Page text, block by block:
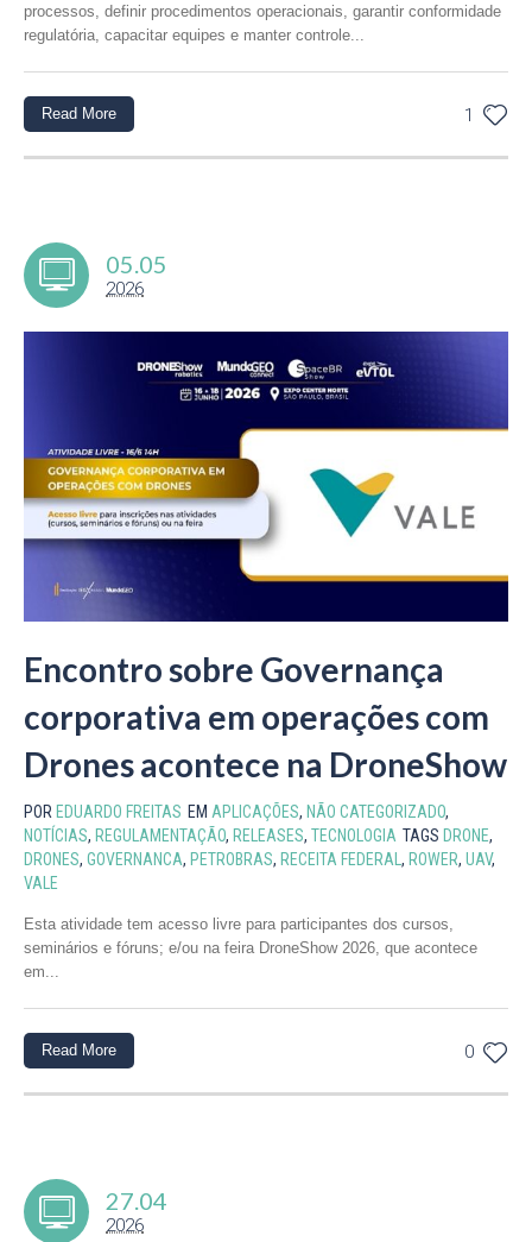
processos, definir procedimentos operacionais, garantir conformidade
regulatória, capacitar equipes e manter controle...
1
Read More
05.05
2026
Encontro sobre Governança
corporativa em operações com
Drones acontece na DroneShow
POR EDUARDO FREITAS EM APLICAÇÕES, NÃO CATEGORIZADO,
NOTÍCIAS, REGULAMENTAÇÃO, RELEASES, TECNOLOGIA TAGS DRONE,
DRONES, GOVERNANCA, PETROBRAS, RECEITA FEDERAL , ROWER, UAV,
VALE
Esta atividade tem acesso livre para participantes dos cursos,
seminários e fóruns; e/ou na feira DroneShow 2026, que acontece
em...
0
Read More
27.04
2026